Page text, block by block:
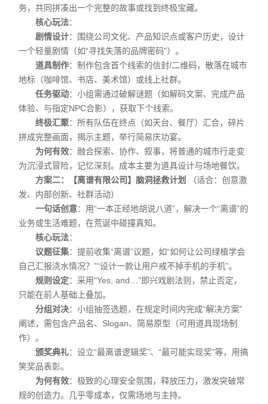
务，共同拼凑出一个完整的故事或找到终极宝藏。
核心玩法：
剧情设计：围绕公司文化、产品知识点或客户历史，设计
一个轻量剧情（如“寻找失落的品牌密码”）。
道具制作：制作包含首个线索的信封/二维码，散落在城市
地标（咖啡馆、书店、美术馆）或线上社群。
任务驱动：小组需通过破解谜题（如解码文案、完成产品
体验、与指定NPC合影），获取下个线索。
终极汇聚：所有队伍在终点（如天台、餐厅）汇合，碎片
拼成完整画面，揭示主题，举行简易庆功宴。
为何有效：融合探索、协作、叙事，将普通的城市行走变
为沉浸式冒险，记忆深刻。成本主要为道具设计与场地餐饮。
方案二：【离谱有限公司】脑洞拯救计划
（适合：创意激
发、内部创新、社群活动）
一句话创意：用“一本正经地胡说八道”，解决一个“离谱”的
业务或生活难题，在荒诞中碰撞真知。
核心玩法：
议题征集：提前收集“离谱”议题，如“如何让公司绿植学会
自己汇报浇水情况？”“设计一款让用户戒不掉手机的手机”。
规则设定：采用“Yes, and…”即兴戏剧法则，禁止否定，
只能在前人基础上叠加。
分组对决：小组抽签选题，在规定时间内完成“解决方案”
阐述，需包含产品名、Slogan、简易原型（可用道具现场制
作）。
颁奖典礼：设立“最离谱逻辑奖”、“最可能实现奖”等，用搞
笑奖品表彰。
为何有效：极致的心理安全氛围，释放压力，激发突破常
规的创造力。几乎零成本，仅需场地与主持。